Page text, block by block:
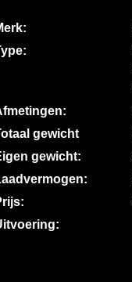
gewicht
gewicht: